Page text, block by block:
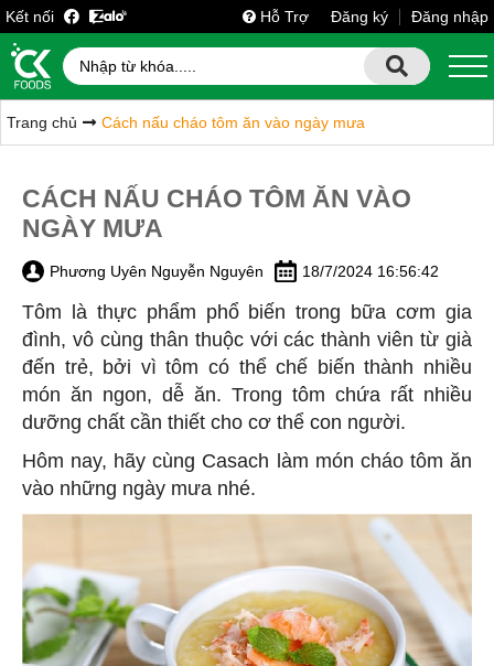
Kết nối Hỗ Trợ Đăng ký Đăng nhập
Trang chủ Cách nấu cháo tôm ăn vào ngày mưa
CÁCH NẤU CHÁO TÔM ĂN VÀO
NGÀY MƯA
Phương Uyên Nguyễn Nguyên 18/7/2024 16:56:42
Tôm là thực phẩm phổ biến trong bữa cơm gia
đình, vô cùng thân thuộc với các thành viên từ già
đến trẻ, bởi vì tôm có thể chế biến thành nhiều
món ăn ngon, dễ ăn. Trong tôm chứa rất nhiều
dưỡng chất cần thiết cho cơ thể con người.
Hôm nay, hãy cùng Casach làm món cháo tôm ăn
vào những ngày mưa nhé.